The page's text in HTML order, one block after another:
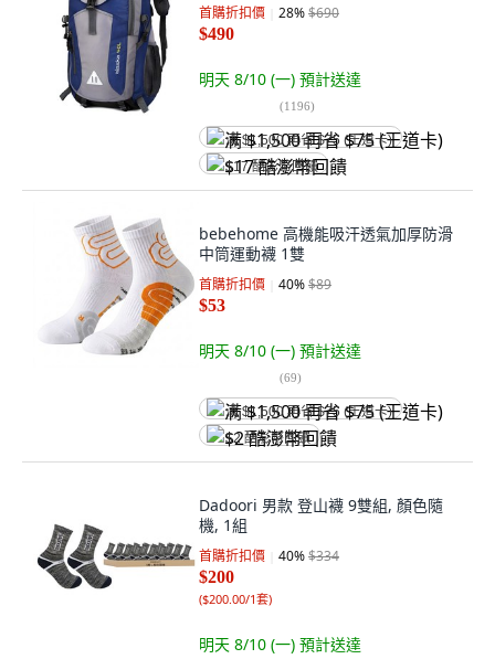
首購折扣價 28%$690
$490
明天 8/10 (一) 預計送達
(1196)
满 $1,500 再省 $75 (王道卡)
$17 酷澎幣回饋
bebehome 高機能吸汗透氣加厚防滑
中筒運動襪 1雙
首購折扣價 40%$89
$53
明天 8/10 (一) 預計送達
(69)
满 $1,500 再省 $75 (王道卡)
$2 酷澎幣回饋
Dadoori 男款 登山襪 9雙組, 顏色隨
機, 1組
首購折扣價 40%$334
$200
($200.00/1套)
明天 8/10 (一) 預計送達